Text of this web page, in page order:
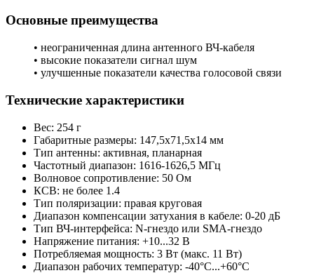
Основные преимущества
• неограниченная длина антенного ВЧ-кабеля
• высокие показатели сигнал шум
• улучшенные показатели качества голосовой связи
Технические характеристики
Вес: 254 г
Габаритные размеры: 147,5х71,5х14 мм
Тип антенны: активная, планарная
Частотный диапазон: 1616-1626,5 МГц
Волновое сопротивление: 50 Ом
КСВ: не более 1.4
Тип поляризации: правая круговая
Диапазон компенсации затухания в кабеле: 0-20 дБ
Тип ВЧ-интерфейса: N-гнездо или SMA-гнездо
Напряжение питания: +10...32 В
Потребляемая мощность: 3 Вт (макс. 11 Вт)
Диапазон рабочих температур: -40°С...+60°С